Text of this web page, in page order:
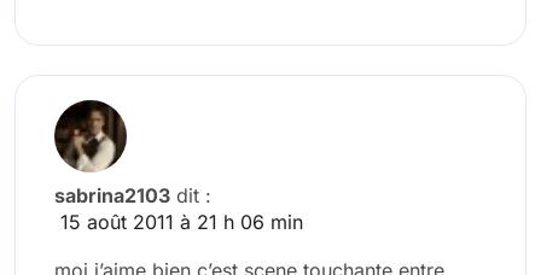
sabrina2103 dit :
15 août 2011 à 21 h 06 min